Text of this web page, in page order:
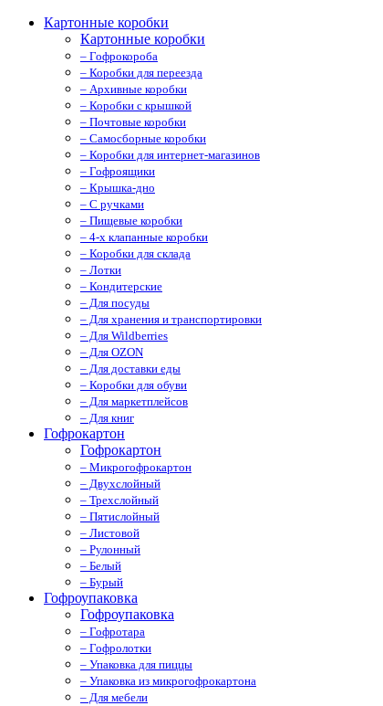
Картонные коробки
Картонные коробки
– Гофрокороба
– Коробки для переезда
– Архивные коробки
– Коробки с крышкой
– Почтовые коробки
– Самосборные коробки
– Коробки для интернет-магазинов
– Гофроящики
– Крышка-дно
– С ручками
– Пищевые коробки
– 4-х клапанные коробки
– Коробки для склада
– Лотки
– Кондитерские
– Для посуды
– Для хранения и транспортировки
– Для Wildberries
– Для OZON
– Для доставки еды
– Коробки для обуви
– Для маркетплейсов
– Для книг
Гофрокартон
Гофрокартон
– Микрогофрокартон
– Двухслойный
– Трехслойный
– Пятислойный
– Листовой
– Рулонный
– Белый
– Бурый
Гофроупаковка
Гофроупаковка
– Гофротара
– Гофролотки
– Упаковка для пиццы
– Упаковка из микрогофрокартона
– Для мебели